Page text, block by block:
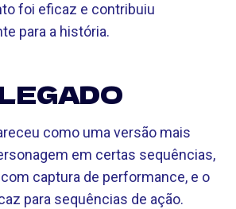
foi eficaz e contribuiu
para a história.
como uma versão mais
em certas sequências,
captura de performance, e o
para sequências de ação.